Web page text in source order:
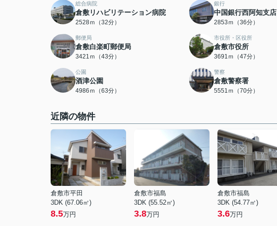
総合病院
倉敷リハビリテーション病院
2528ｍ（32分）
銀行
中国銀行西阿知支店
2853ｍ（36分）
郵便局
倉敷白楽町郵便局
3421ｍ（43分）
市役所・区役所
倉敷市役所
3691ｍ（47分）
公園
酒津公園
4986ｍ（63分）
警察
倉敷警察署
5551ｍ（70分）
近隣の物件
倉敷市平田
3DK (67.06㎡)
8.5万円
倉敷市福島
3DK (55.52㎡)
3.8万円
倉敷市福島
3DK (54.77㎡)
3.6万円